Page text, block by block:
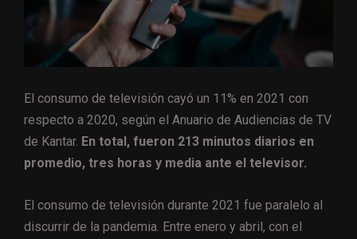
El consumo de televisión cayó un 11% en 2021 con
respecto a 2020, según el Anuario de Audiencias de TV
de Kantar. En total, fueron 213 minutos diarios en
promedio, tres horas y media ante el televisor.
El consumo de televisión durante 2021 fue paralelo al
discurrir de la pandemia. Entre enero y abril, con el